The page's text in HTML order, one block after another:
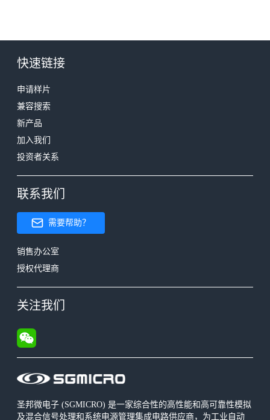
圣邦微电子 (SGMICRO) 是一家综合性的高性能和高可靠性模拟
及混合信号处理和系统电源管理集成电路供应商，为工业自动
快速链接
申请样片
兼容搜索
新产品
加入我们
投资者关系
联系我们
需要帮助？
销售办公室
授权代理商
关注我们